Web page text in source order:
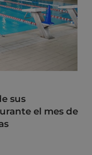
sus
el mes de